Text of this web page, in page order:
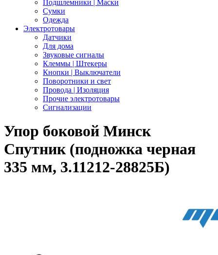
Подшлемники | Маски
Сумки
Одежда
Электротовары
Датчики
Для дома
Звуковые сигналы
Клеммы | Штекеры
Кнопки | Выключатели
Поворотники и свет
Провода | Изоляция
Прочие электротовары
Сигнализации
Упор боковой Минск
Спутник (подножка черная
335 мм, 3.11212-28825Б)